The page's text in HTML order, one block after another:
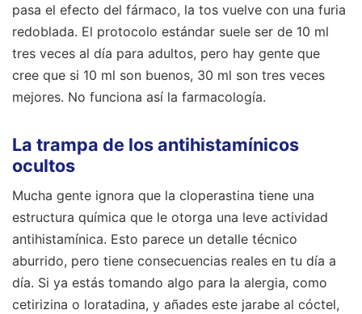
pasa el efecto del fármaco, la tos vuelve con una furia
redoblada. El protocolo estándar suele ser de 10 ml
tres veces al día para adultos, pero hay gente que
cree que si 10 ml son buenos, 30 ml son tres veces
mejores. No funciona así la farmacología.
La trampa de los antihistamínicos
ocultos
Mucha gente ignora que la cloperastina tiene una
estructura química que le otorga una leve actividad
antihistamínica. Esto parece un detalle técnico
aburrido, pero tiene consecuencias reales en tu día a
día. Si ya estás tomando algo para la alergia, como
cetirizina o loratadina, y añades este jarabe al cóctel,